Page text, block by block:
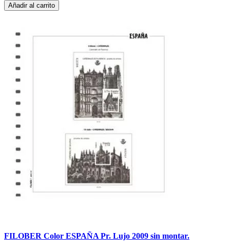
Añadir al carrito
FILOBER Color ESPAÑA Pr. Lujo 2009 sin montar.